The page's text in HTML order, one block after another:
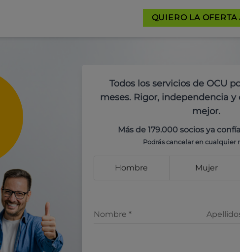
QUIERO LA OFERTA
Todos los servicios de OCU
meses. Rigor, independencia
mejor.
Más de 179.000 socios ya
Podrás cancelar en cualquier
Hombre Mujer
Nombre *